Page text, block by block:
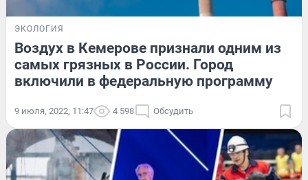
ЭКОЛОГИЯ
Воздух в Кемерове признали одним из
самых грязных в России. Город
включили в федеральную программу
9 июля, 2022, 11:47 4 598 Обсудить